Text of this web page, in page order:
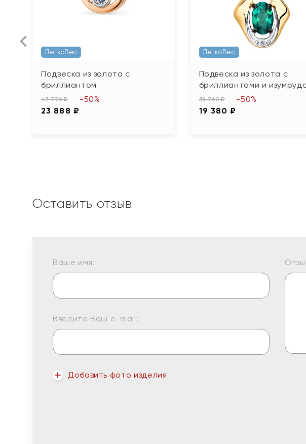
ЛегкоВес
Подвеска из золота с
бриллиантом
47 776 ₽
23 888 ₽
-50%
ЛегкоВес
Подвеска из золота с
бриллиантами и
38 760 ₽
19 380 ₽
-50%
Оставить отзыв
Ваше имя:
Введите Ваш e-mail:
Добавить фото изделия